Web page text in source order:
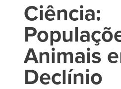
Ciência:
Animais
Declínio